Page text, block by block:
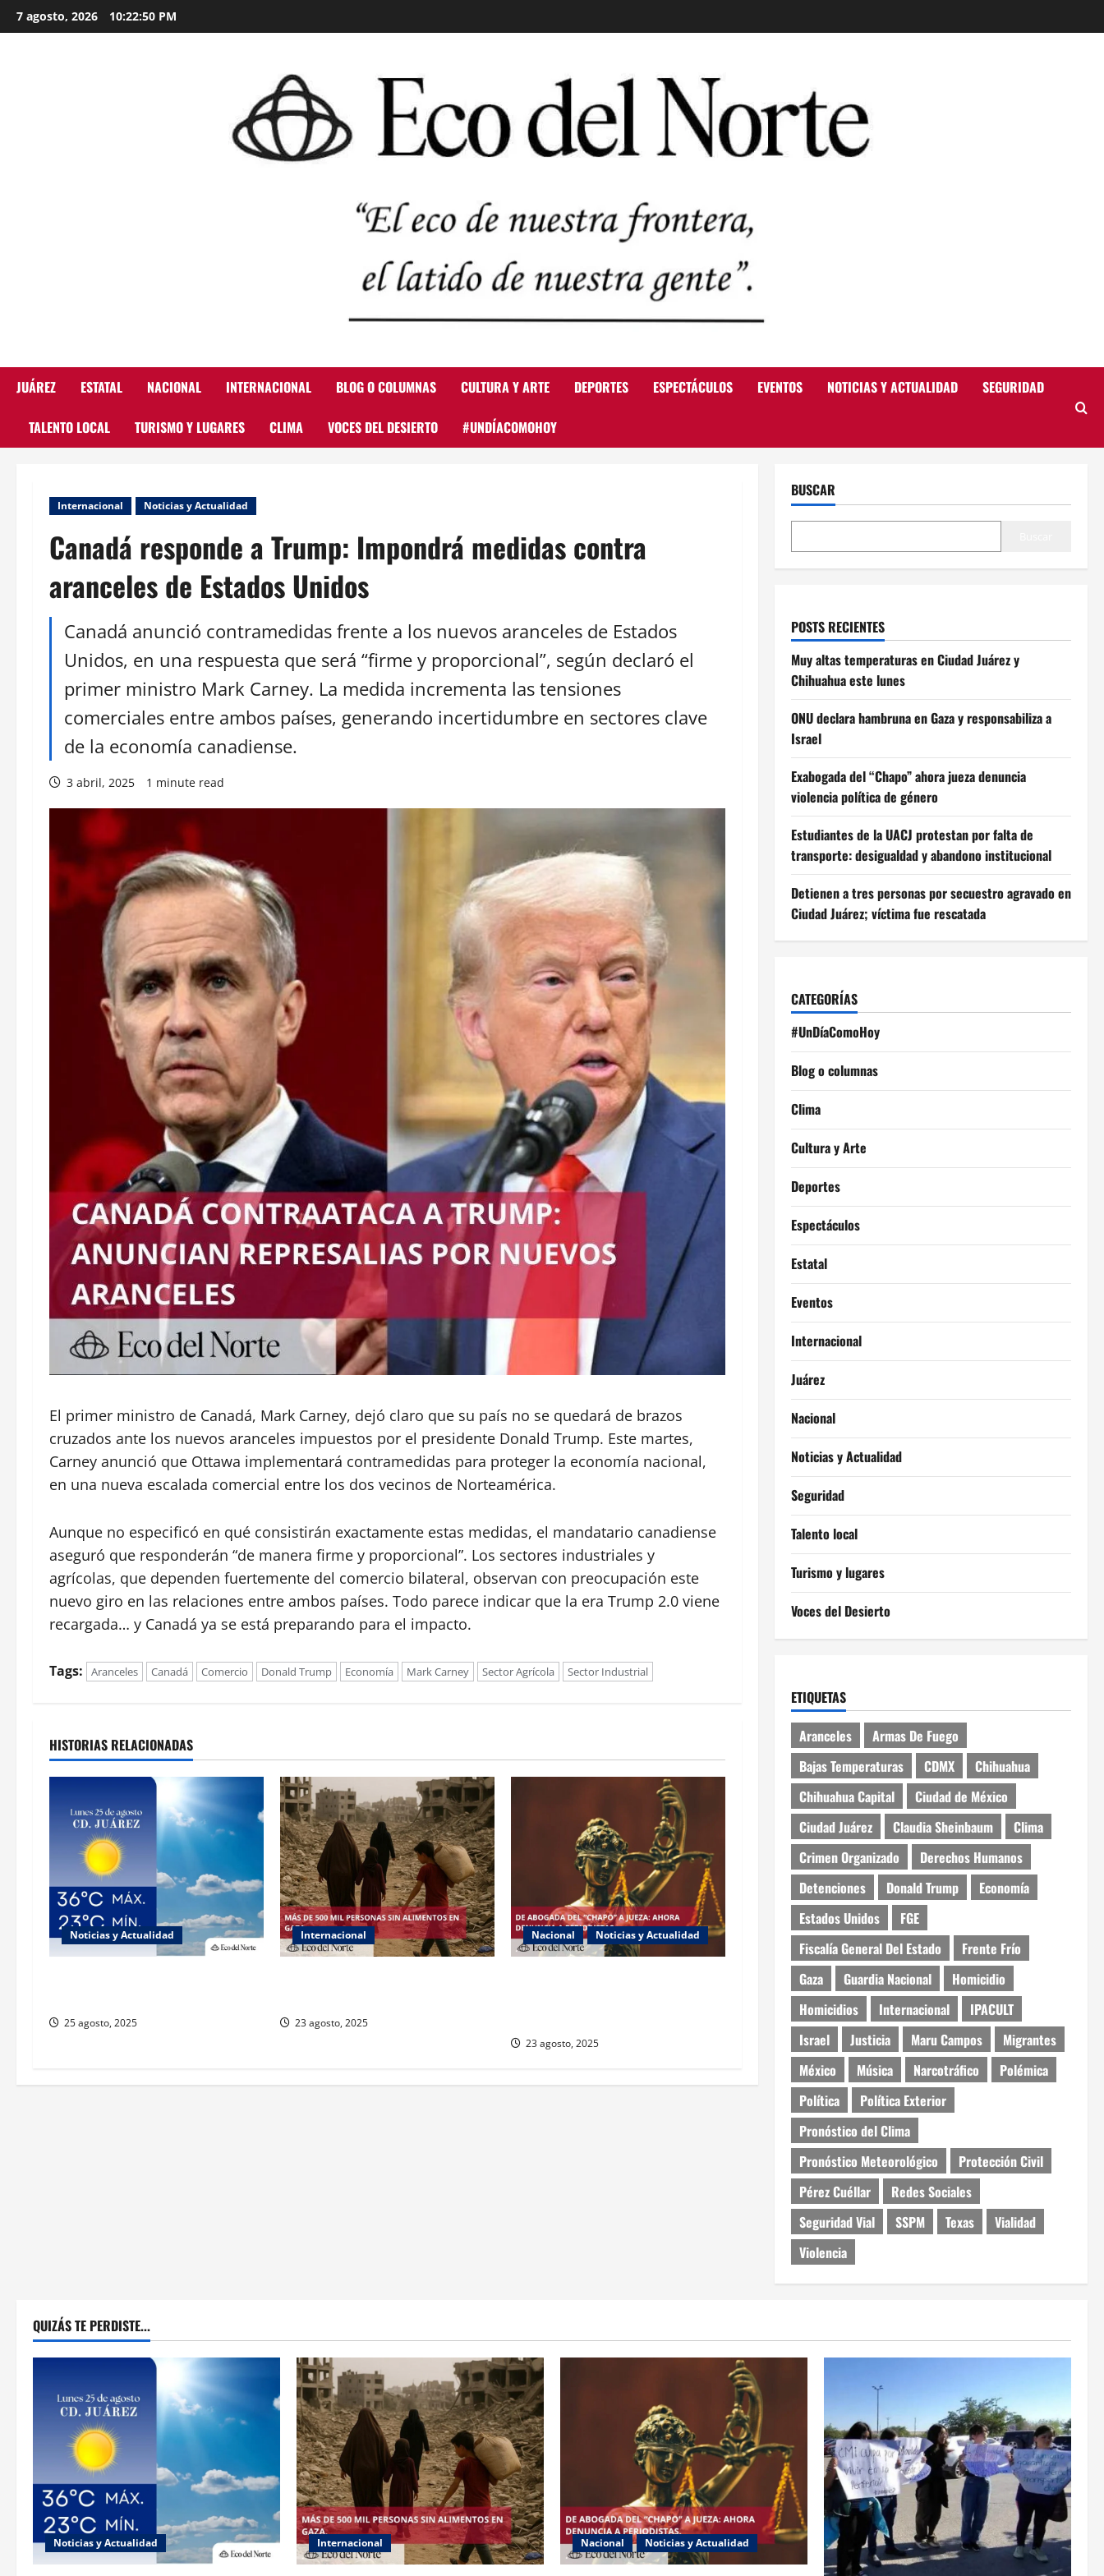
Skip
to
7 agosto, 2026 10:22:52 PM
JUÁREZ ESTATAL NACIONAL INTERNACIONAL BLOG O COLUMNAS CULTURA Y ARTE DEPORTES ESPECTÁCULOS EVENTOS NOTICIAS Y ACTUALIDAD SEGURIDAD
TALENTO LOCAL TURISMO Y LUGARES CLIMA VOCES DEL DESIERTO #UNDÍACOMOHOY
Internacional Noticias y Actualidad
Canadá responde a Trump: Impondrá medidas contra
aranceles de Estados Unidos
Canadá anunció contramedidas frente a los nuevos aranceles de Estados
Unidos, en una respuesta que será “firme y proporcional”, según declaró el
primer ministro Mark Carney. La medida incrementa las tensiones
comerciales entre ambos países, generando incertidumbre en sectores clave
de la economía canadiense.
3 abril, 2025 1 minute read
El primer ministro de Canadá, Mark Carney, dejó claro que su país no se quedará de brazos
cruzados ante los nuevos aranceles impuestos por el presidente Donald Trump. Este martes,
Carney anunció que Ottawa implementará contramedidas para proteger la economía nacional,
en una nueva escalada comercial entre los dos vecinos de Norteamérica.
Aunque no especificó en qué consistirán exactamente estas medidas, el mandatario canadiense
aseguró que responderán “de manera firme y proporcional”. Los sectores industriales y
agrícolas, que dependen fuertemente del comercio bilateral, observan con preocupación este
nuevo giro en las relaciones entre ambos países. Todo parece indicar que la era Trump 2.0 viene
recargada… y Canadá ya se está preparando para el impacto.
Tags: Aranceles Canadá Comercio Donald Trump Economía Mark Carney Sector Agrícola Sector Industrial
HISTORIAS RELACIONADAS
Noticias y Actualidad
25 agosto, 2025
Internacional
23 agosto, 2025
Nacional Noticias y Actualidad
23 agosto, 2025
BUSCAR
POSTS RECIENTES
Muy altas temperaturas en Ciudad Juárez y
Chihuahua este lunes
ONU declara hambruna en Gaza y responsabiliza a
Israel
Exabogada del “Chapo” ahora jueza denuncia
violencia política de género
Estudiantes de la UACJ protestan por falta de
transporte: desigualdad y abandono institucional
Detienen a tres personas por secuestro agravado en
Ciudad Juárez; víctima fue rescatada
CATEGORÍAS
#UnDíaComoHoy
Blog o columnas
Clima
Cultura y Arte
Deportes
Espectáculos
Estatal
Eventos
Internacional
Juárez
Nacional
Noticias y Actualidad
Seguridad
Talento local
Turismo y lugares
Voces del Desierto
ETIQUETAS
Aranceles
Armas De Fuego
Bajas Temperaturas
CDMX
Chihuahua
Chihuahua Capital
Ciudad de México
Ciudad Juárez
Claudia Sheinbaum
Clima
Crimen Organizado
Derechos Humanos
Detenciones
Donald Trump
Economía
Estados Unidos
FGE
Fiscalía General Del Estado
Frente Frío
Gaza
Guardia Nacional
Homicidio
Homicidios
Internacional
IPACULT
Israel
Justicia Maru Campos
Migrantes
México
Música Narcotráfico
Polémica
Política
Política Exterior
Pronóstico del Clima
Pronóstico Meteorológico
Protección Civil
Pérez Cuéllar
Redes Sociales
Seguridad Vial
SSPM Texas
Vialidad
Violencia
QUIZÁS TE PERDISTE...
Noticias y Actualidad Internacional Nacional Noticias y Actualidad